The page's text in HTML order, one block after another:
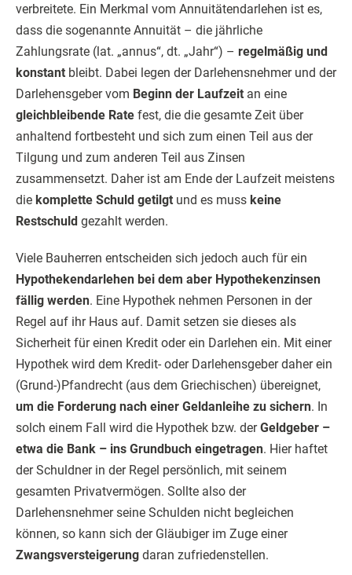
verbreitete. Ein Merkmal vom Annuitätendarlehen ist es,
dass die sogenannte Annuität – die jährliche
Zahlungsrate (lat. „annus“, dt. „Jahr“) – regelmäßig und
konstant bleibt. Dabei legen der Darlehensnehmer und der
Darlehensgeber vom Beginn der Laufzeit an eine
gleichbleibende Rate fest, die die gesamte Zeit über
anhaltend fortbesteht und sich zum einen Teil aus der
Tilgung und zum anderen Teil aus Zinsen
zusammensetzt. Daher ist am Ende der Laufzeit meistens
die komplette Schuld getilgt und es muss keine
Restschuld gezahlt werden.
Viele Bauherren entscheiden sich jedoch auch für ein
Hypothekendarlehen bei dem aber Hypothekenzinsen
fällig werden. Eine Hypothek nehmen Personen in der
Regel auf ihr Haus auf. Damit setzen sie dieses als
Sicherheit für einen Kredit oder ein Darlehen ein. Mit einer
Hypothek wird dem Kredit- oder Darlehensgeber daher ein
(Grund-)Pfandrecht (aus dem Griechischen) übereignet,
um die Forderung nach einer Geldanleihe zu sichern. In
solch einem Fall wird die Hypothek bzw. derGeldgeber –
etwa die Bank – ins Grundbuch eingetragen. Hier haftet
der Schuldner in der Regel persönlich, mit seinem
gesamten Privatvermögen. Sollte also der
Darlehensnehmer seine Schulden nicht begleichen
können, so kann sich der Gläubiger im Zuge einer
Zwangsversteigerung daran zufriedenstellen.